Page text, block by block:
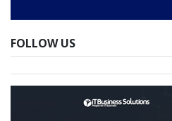
FOLLOW US